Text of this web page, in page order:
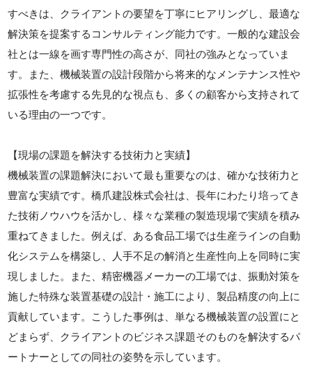
すべきは、クライアントの要望を丁寧にヒアリングし、最適な
解決策を提案するコンサルティング能力です。一般的な建設会
社とは一線を画す専門性の高さが、同社の強みとなっていま
す。また、機械装置の設計段階から将来的なメンテナンス性や
拡張性を考慮する先見的な視点も、多くの顧客から支持されて
いる理由の一つです。
【現場の課題を解決する技術力と実績】
機械装置の課題解決において最も重要なのは、確かな技術力と
豊富な実績です。橋爪建設株式会社は、長年にわたり培ってき
た技術ノウハウを活かし、様々な業種の製造現場で実績を積み
重ねてきました。例えば、ある食品工場では生産ラインの自動
化システムを構築し、人手不足の解消と生産性向上を同時に実
現しました。また、精密機器メーカーの工場では、振動対策を
施した特殊な装置基礎の設計・施工により、製品精度の向上に
貢献しています。こうした事例は、単なる機械装置の設置にと
どまらず、クライアントのビジネス課題そのものを解決するパ
ートナーとしての同社の姿勢を示しています。